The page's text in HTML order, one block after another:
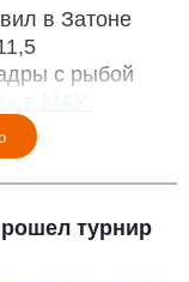
в Затоне
с рыбой
в MAX.
турнир